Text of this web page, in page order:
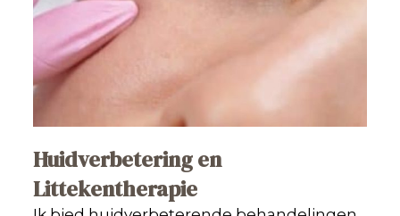
Huidverbetering en
Littekentherapie